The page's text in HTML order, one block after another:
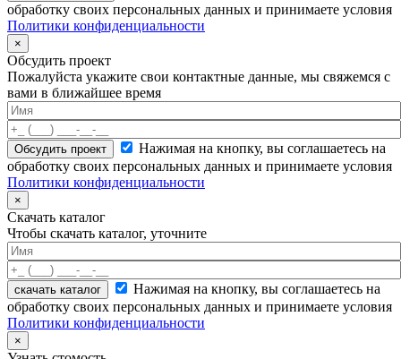
обработку своих персональных данных и принимаете условия
Политики конфиденциальности
×
Обсудить проект
Пожалуйста укажите свои контактные данные, мы свяжемся с
вами в ближайшее время
Нажимая на кнопку, вы соглашаетесь на
обработку своих персональных данных и принимаете условия
Политики конфиденциальности
×
Скачать каталог
Чтобы скачать каталог, уточните
скачать каталог
Нажимая на кнопку, вы соглашаетесь на
обработку своих персональных данных и принимаете условия
Политики конфиденциальности
×